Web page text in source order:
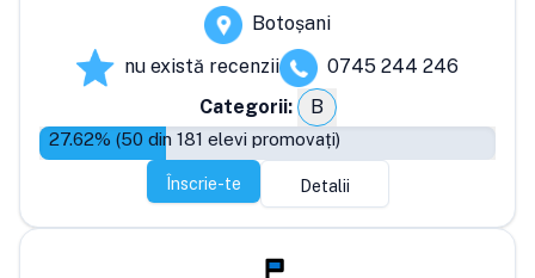
Botoșani
nu există recenzii
0745 244 246
Categorii:
B
27.62% (50 din 181 elevi promovați)
Înscrie-te Detalii